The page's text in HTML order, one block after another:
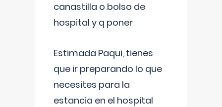
canastilla o bolso de
hospital y q poner
Estimada Paqui, tienes
que ir preparando lo que
necesites para la
estancia en el hospital